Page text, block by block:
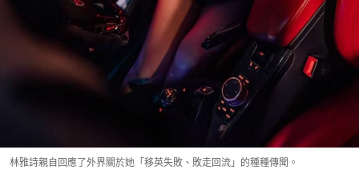
林雅詩親自回應了外界關於她「移英失敗、敗走回流」的種種傳聞。